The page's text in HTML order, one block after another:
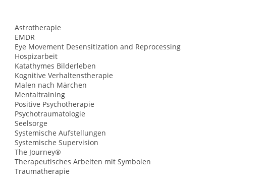
Astrotherapie
EMDR
Eye Movement Desensitization and Reprocessing
Hospizarbeit
Katathymes Bilderleben
Kognitive Verhaltenstherapie
Malen nach Märchen
Mentaltraining
Positive Psychotherapie
Psychotraumatologie
Seelsorge
Systemische Aufstellungen
Systemische Supervision
The Journey®
Therapeutisches Arbeiten mit Symbolen
Traumatherapie